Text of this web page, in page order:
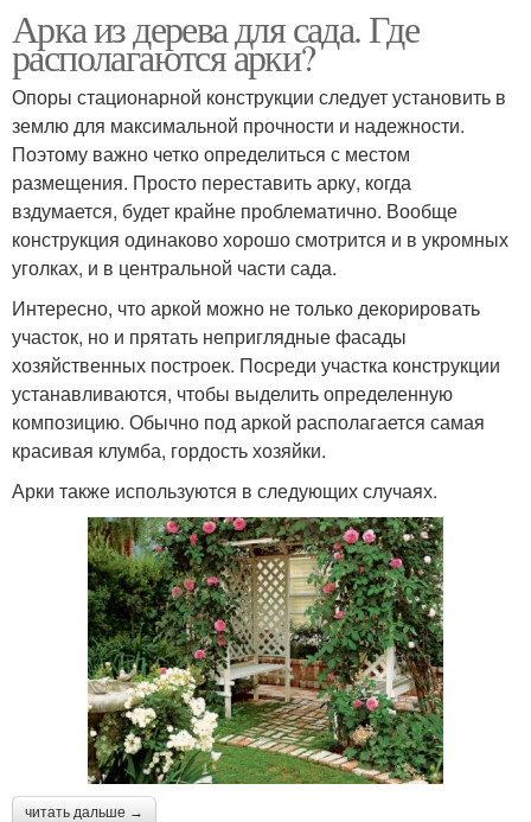
Арка из дерева для сада. Где
располагаются арки?
Опоры стационарной конструкции следует установить в
землю для максимальной прочности и надежности.
Поэтому важно четко определиться с местом
размещения. Просто переставить арку, когда
вздумается, будет крайне проблематично. Вообще
конструкция одинаково хорошо смотрится и в укромных
уголках, и в центральной части сада.
Интересно, что аркой можно не только декорировать
участок, но и прятать неприглядные фасады
хозяйственных построек. Посреди участка конструкции
устанавливаются, чтобы выделить определенную
композицию. Обычно под аркой располагается самая
красивая клумба, гордость хозяйки.
Арки также используются в следующих случаях.
читать дальше →